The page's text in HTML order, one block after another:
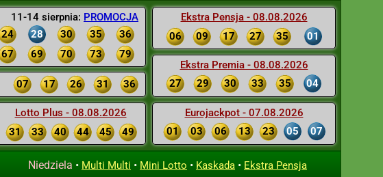
11-14 sierpnia: PROMOCJA
24 28 30 35
36
67 69 70 73 79
07 17 26 31 36
Lotto Plus - 08.08.2026
31
33 40 44 45 49
Ekstra Pensja - 08.08.2026
06
09 17 27 35 01
Ekstra Premia - 08.08.2026
27
29 30 33 35 04
Eurojackpot - 07.08.2026
01
03 06 13 23 05 07
Niedziela • Multi Multi • Mini Lotto • Kaskada • Ekstra Pensja